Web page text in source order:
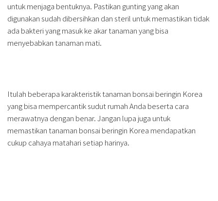
untuk menjaga bentuknya. Pastikan gunting yang akan
digunakan sudah dibersihkan dan steril untuk memastikan tidak
ada bakteri yang masuk ke akar tanaman yang bisa
menyebabkan tanaman mati.
Itulah beberapa karakteristik tanaman bonsai beringin Korea
yang bisa mempercantik sudut rumah Anda beserta cara
merawatnya dengan benar. Jangan lupa juga untuk
memastikan tanaman bonsai beringin Korea mendapatkan
cukup cahaya matahari setiap harinya.